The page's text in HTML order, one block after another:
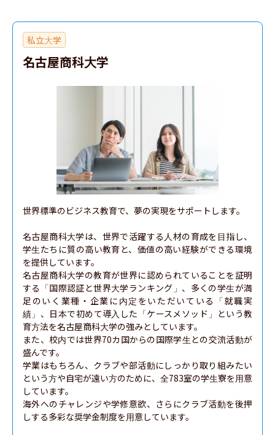
私立大学
名古屋商科大学
世界標準のビジネス教育で、夢の実現をサポートします。
名古屋商科大学は、世界で活躍する人材の育成を目指し、
学生たちに質の高い教育と、価値の高い経験ができる環境
を提供しています。
名古屋商科大学の教育が世界に認められていることを証明
する「国際認証と世界大学ランキング」、多くの学生が満
足のいく業種・企業に内定をいただいている「就職実
績」、日本で初めて導入した「ケースメソッド」という教
育方法を名古屋商科大学の強みとしています。
また、校内では世界70カ国からの国際学生との交流活動が
盛んです。
学業はもちろん、クラブや部活動にしっかり取り組みたい
という方や自宅が遠い方のために、全783室の学生寮を用意
しています。
海外へのチャレンジや学修意欲、さらにクラブ活動を後押
しする多彩な奨学金制度を用意しています。